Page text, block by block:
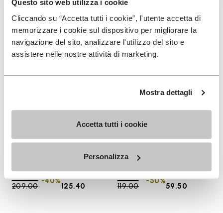
Questo sito web utilizza i cookie
Cliccando su “Accetta tutti i cookie”, l'utente accetta di
memorizzare i cookie sul dispositivo per migliorare la
navigazione del sito, analizzare l'utilizzo del sito e
assistere nelle nostre attività di marketing.
Mostra dettagli
Accetta tutti i cookie
Personalizza
Add to wishlist Trailope
Trailope
209.00to
125.40
-40%
SALDI
One Quarter Canvas
+ 2 colori
119.00to
59.50
-50%